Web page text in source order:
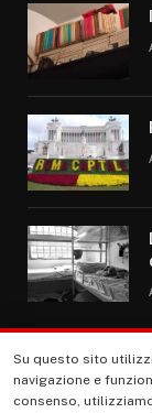
MENU
Su questo sito
navigazione e
consenso,